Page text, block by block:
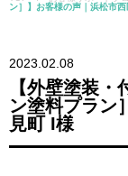
ン］】お客様の声｜浜松市
2023.02.08
【外壁塗装
ン塗料プラン
見町 I様